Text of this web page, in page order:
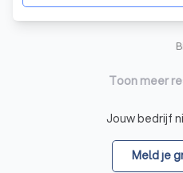
Toon meer
Jouw bedrijf
Meld je